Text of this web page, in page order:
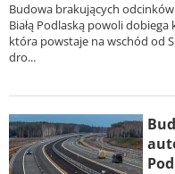
Budowa brakujących
Białą Podlaską powoli
która powstaje na wschód od
dro...